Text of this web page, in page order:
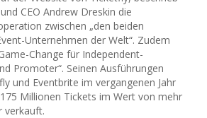
CEO Andrew Dreskin die
zwischen „den beiden
Unternehmen der Welt“. Zudem
Change für Independent-
Promoter“. Seinen Ausführungen
und Eventbrite im vergangenen Jahr
Millionen Tickets im Wert von mehr
verkauft.